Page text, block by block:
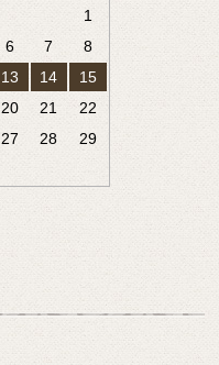
1
6 7
8
13 14
15
20 21
22
27 28
29